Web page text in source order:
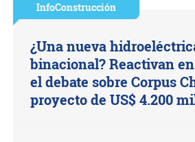
InfoConstrucción
¿Una nueva
binacional? Reactivan
el debate sobre Corpus
proyecto de US$ 4.200